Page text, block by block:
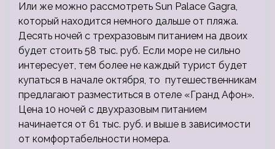
Или же можно рассмотреть Sun Palace Gagra,
который находится немного дальше от пляжа.
Десять ночей с трехразовым питанием на двоих
будет стоить 58 тыс. руб. Если море не сильно
интересует, тем более не каждый турист будет
купаться в начале октября, то путешественникам
предлагают разместиться в отеле «Гранд Афон».
Цена 10 ночей с двухразовым питанием
начинается от 61 тыс. руб. и выше в зависимости
от комфортабельности номера.